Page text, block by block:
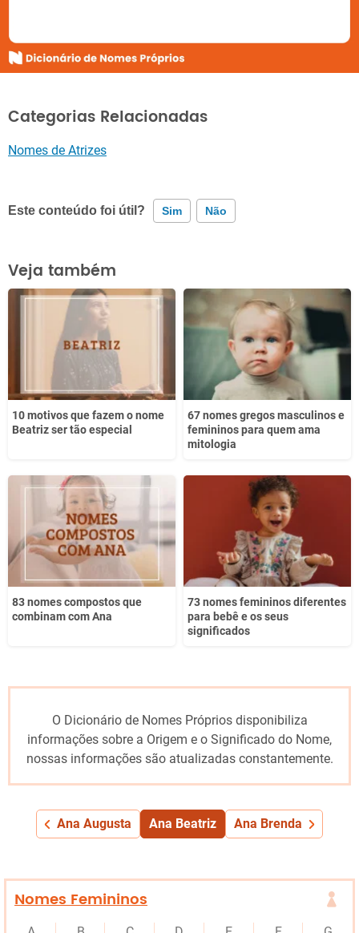
Categorias Relacionadas
Nomes de Atrizes
Este conteúdo foi útil? Sim Não
Este conteúdo contém informação incorreta
Este conteúdo não tem a informação que procuro
Veja também
10 motivos que fazem o nome
Beatriz ser tão especial
67 nomes gregos masculinos e
femininos para quem ama
mitologia
83 nomes compostos que
combinam com Ana
73 nomes femininos diferentes
para bebê e os seus
significados
O Dicionário de Nomes Próprios disponibiliza
informações sobre a Origem e o Significado do Nome,
nossas informações são atualizadas constantemente.
Ana Augusta Ana Beatriz Ana Brenda
Nomes Femininos